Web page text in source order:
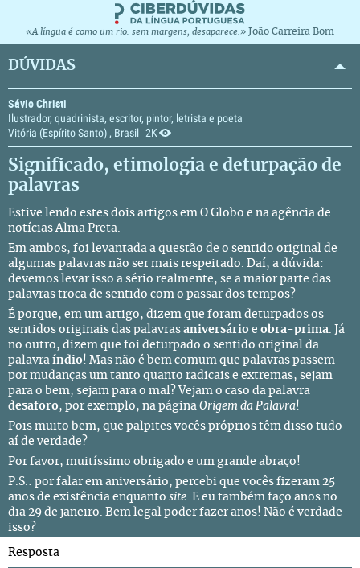
«A língua é como um rio: sem margens, desaparece.» João Carreira Bom
DÚVIDAS
Sávio Christi
Ilustrador, quadrinista, escritor, pintor, letrista e poeta
Vitória (Espírito Santo) , Brasil 2K
Significado, etimologia e deturpação de
palavras
Estive lendo estes dois artigos em O Globo e na agência de
notíciasAlma Preta.
Em ambos, foi levantada a questão de o sentido original de
algumas palavras não ser mais respeitado. Daí, a dúvida:
devemos levar isso a sério realmente, se a maior parte das
palavras troca de sentido com o passar dos tempos?
É porque, em um artigo, dizem que foram deturpados os
sentidos originais das palavras aniversário e obra-prima. Já
no outro, dizem que foi deturpado o sentido original da
palavra índio! Mas não é bem comum que palavras passem
por mudanças um tanto quanto radicais e extremas, sejam
para o bem, sejam para o mal? Vejam o caso da palavra
desaforo, por exemplo, na página Origem da Palavra!
Pois muito bem, que palpites vocês próprios têm disso tudo
aí de verdade?
Por favor, muitíssimo obrigado e um grande abraço!
P.S.: por falar em aniversário, percebi que vocês fizeram 25
anos de existência enquanto site. E eu também faço anos no
dia 29 de janeiro. Bem legal poder fazer anos! Não é verdade
isso?
Resposta